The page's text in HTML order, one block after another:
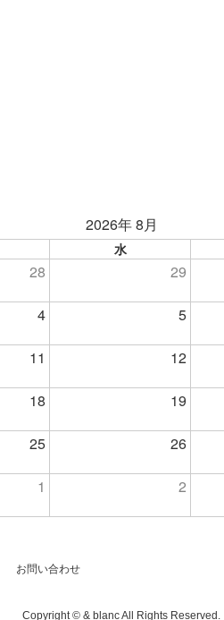
2026年 8月
水
28 29
4 5
11 12
18 19
25 26
1 2
お問い合わせ
Copyright © & blanc All Rights Reserved.